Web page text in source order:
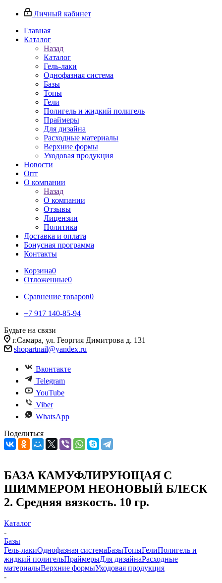
Личный кабинет
Главная
Каталог
Назад
Каталог
Гель-лаки
Однофазная система
Базы
Топы
Гели
Полигель и жидкий полигель
Праймеры
Для дизайна
Расходные материалы
Верхние формы
Уходовая продукция
Новости
Опт
О компании
Назад
О компании
Отзывы
Лицензии
Политика
Доставка и оплата
Бонусная программа
Контакты
Корзина0
Отложенные0
Сравнение товаров0
+7 917 140-85-94
Будьте на связи
г.Самара, ул. Георгия Димитрова д. 131
shopartnail@yandex.ru
Вконтакте
Telegram
YouTube
Viber
WhatsApp
Поделиться
БАЗА КАМУФЛИРУЮЩАЯ С
ШИММЕРОМ НЕОНОВЫЙ БЛЕСК
2. Средняя вязкость. 10 гр.
Каталог
-
Базы
Гель-лакиОднофазная системаБазыТопыГелиПолигель и
жидкий полигельПраймерыДля дизайнаРасходные
материалыВерхние формыУходовая продукция
-